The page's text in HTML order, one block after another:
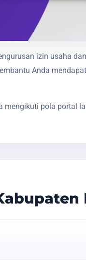
izin usaha
Anda
mengikuti pola portal